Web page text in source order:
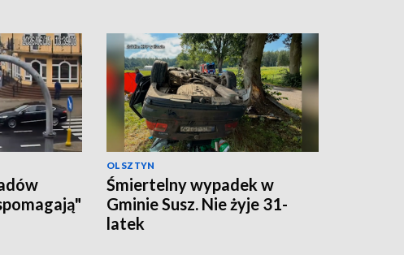
OLSZTYN
Śmiertelny wypadek w
Gminie Susz. Nie żyje 31-
latek